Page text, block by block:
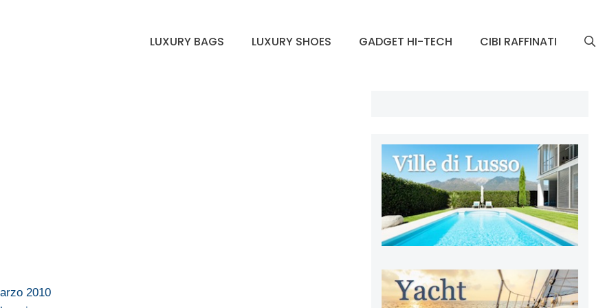
LUXURY BAGS LUXURY SHOES GADGET HI-TECH CIBI RAFFINATI
2010